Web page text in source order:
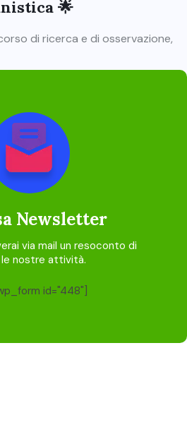
🌟
di ricerca e di osservazione,
Newsletter
via mail un resoconto di
nostre attività.
id="448"]